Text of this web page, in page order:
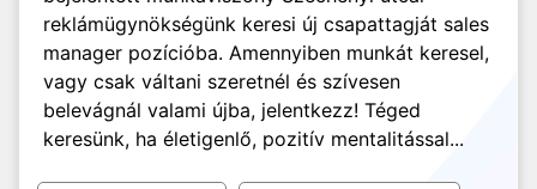
reklámügynökségünk keresi új csapattagját sales
manager pozícióba. Amennyiben munkát keresel,
vagy csak váltani szeretnél és szívesen
belevágnál valami újba, jelentkezz! Téged
keresünk, ha életigenlő, pozitív mentalitással...